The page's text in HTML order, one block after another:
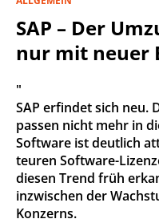
SAP – Der
nur mit neuer
"
SAP erfindet sich neu.
passen nicht mehr in
Software ist deutlich
teuren Software-
diesen Trend früh
inzwischen der
Konzerns.